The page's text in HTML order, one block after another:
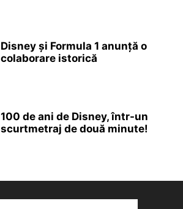
Disney și Formula 1 anunță o
colaborare istorică
100 de ani de Disney, într-un
scurtmetraj de două minute!